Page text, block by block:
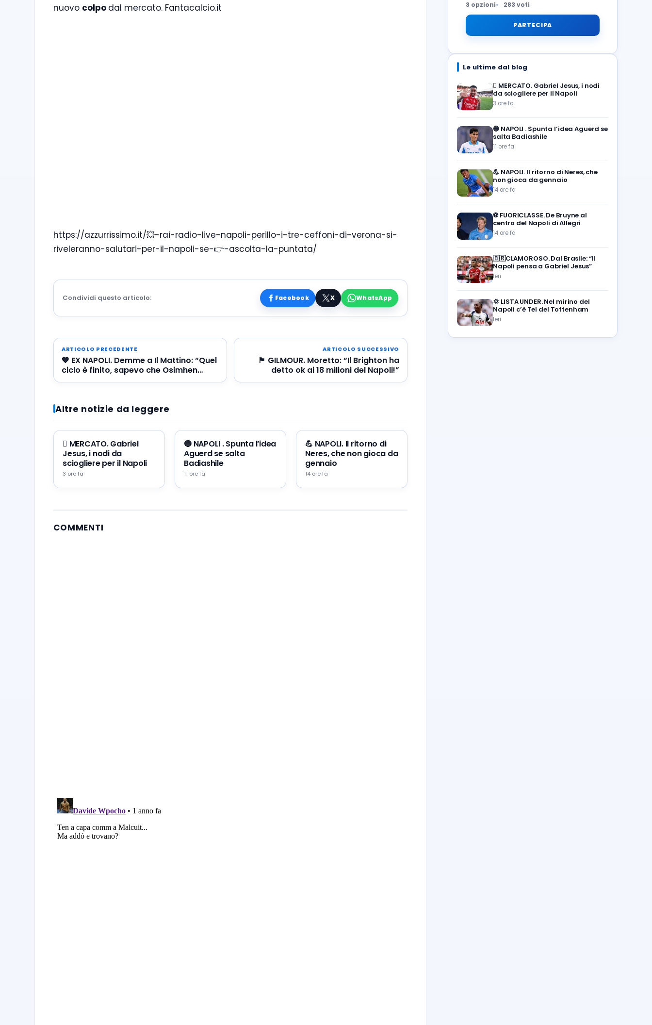
nuovo colpo dal mercato. Fantacalcio.it
https://azzurrissimo.it/💥-rai-radio-live-napoli-perillo-i-tre-ceffoni-di-verona-si-
riveleranno-salutari-per-il-napoli-se-👉-ascolta-la-puntata/
Condividi questo articolo: Facebook X WhatsApp
ARTICOLO PRECEDENTE
💙 EX NAPOLI. Demme a Il Mattino: “Quel
ciclo è finito, sapevo che Osimhen
voleva andare via”
ARTICOLO SUCCESSIVO
🏴󠁧󠁢󠁳󠁣󠁴󠁿 GILMOUR. Moretto: “Il Brighton ha
detto ok ai 18 milioni del Napoli!”
Altre notizie da leggere
🪎 MERCATO. Gabriel
Jesus, i nodi da
sciogliere per il Napoli
3 ore fa
🔵 NAPOLI . Spunta l’idea
Aguerd se salta
Badiashile
11 ore fa
💪 NAPOLI. Il ritorno di
Neres, che non gioca da
gennaio
14 ore fa
COMMENTI
3 opzioni 283 voti
PARTECIPA
Le ultime dal blog
🪎 MERCATO. Gabriel Jesus, i nodi
da sciogliere per il Napoli
3 ore fa
🔵 NAPOLI . Spunta l’idea Aguerd se
salta Badiashile
11 ore fa
💪 NAPOLI. Il ritorno di Neres, che
non gioca da gennaio
14 ore fa
⚽️ FUORICLASSE. De Bruyne al
centro del Napoli di Allegri
14 ore fa
🇧🇷CLAMOROSO. Dal Brasile: “Il
Napoli pensa a Gabriel Jesus”
Ieri
💢 LISTA UNDER. Nel mirino del
Napoli c’è Tel del Tottenham
Ieri